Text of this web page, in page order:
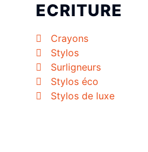
ECRITURE
Crayons
Stylos
Surligneurs
Stylos éco
Stylos de luxe